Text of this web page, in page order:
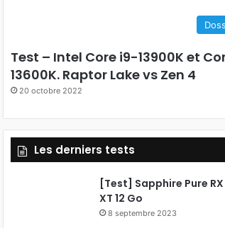
o
k
Test – Intel Core i9-13900K et
13600K. Raptor Lake vs Zen 4
20 octobre 2022
Les derniers tests
[Test] Sapphire Pure
XT 12 Go
8 septembre 2023